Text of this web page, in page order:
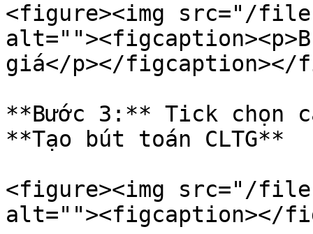
<figure><img src="/files/
giá</p></figcaption></
**Bước 3:** Tick chọn
**Tạo bút toán CLTG**
<figure><img src="/files/
alt=""><figcaption></